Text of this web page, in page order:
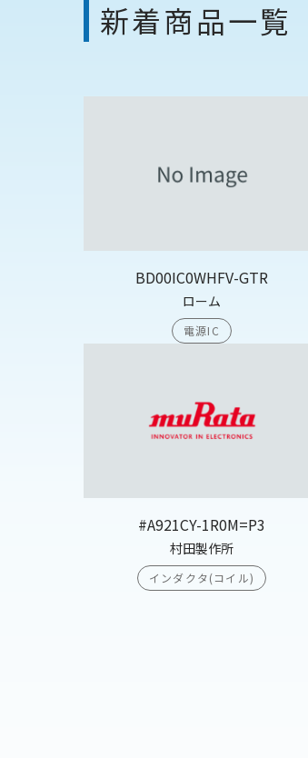
新着商品一覧
BD00IC0WHFV-GTR
ローム
電源IC
#A921CY-1R0M=P3
村田製作所
インダクタ(コイル)